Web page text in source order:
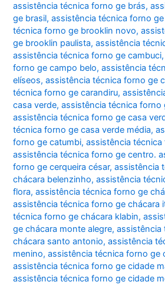
assistência técnica forno ge brás,
ge brasil,assistência técnica forno
técnica forno ge brooklin novo,
ge brooklin paulista,assistência
assistência técnica forno ge cambuci
forno ge campo belo,assistência
elíseos,assistência técnica forno ge
técnica forno ge carandiru,
casa verde,assistência técnica forno
assistência técnica forno ge casa
técnica forno ge casa verde média,
forno ge catumbi,assistência
assistência técnica forno ge centro.
forno ge cerqueira césar,assistência
chácara belenzinho,assistência
flora,assistência técnica forno ge
assistência técnica forno ge chácara
técnica forno ge chácara klabin,
ge chácara monte alegre,assistência
chácara santo antonio,assistência
menino,assistência técnica forno ge
assistência técnica forno ge cidade
assistência técnica forno ge cidade